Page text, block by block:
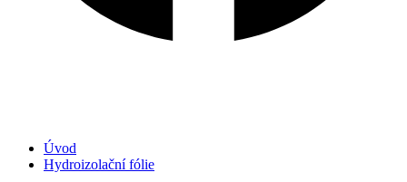
Úvod
Hydroizolační fólie